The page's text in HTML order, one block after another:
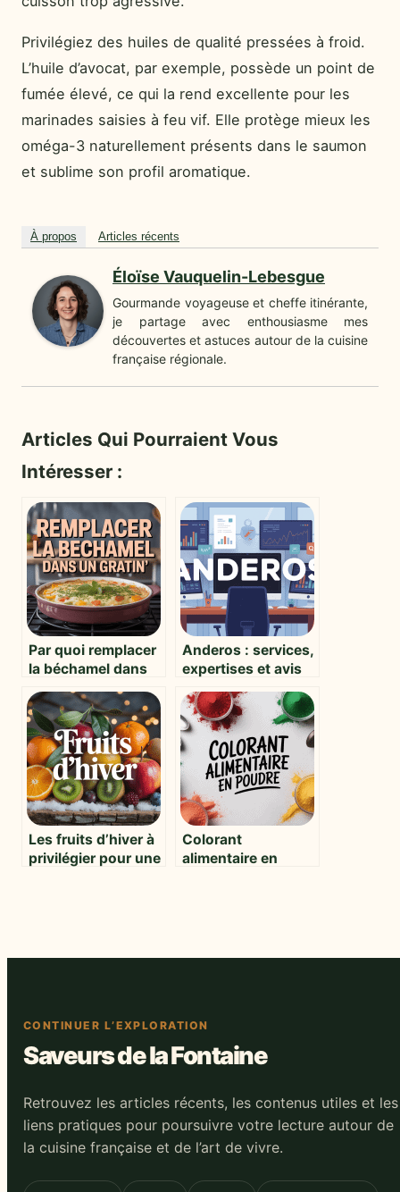
Privilégiez des huiles de qualité pressées à froid.
L’huile d’avocat, par exemple, possède un point de
fumée élevé, ce qui la rend excellente pour les
marinades saisies à feu vif. Elle protège mieux les
oméga-3 naturellement présents dans le saumon
et sublime son profil aromatique.
À propos Articles récents
Éloïse Vauquelin-Lebesgue
Gourmande voyageuse et cheffe itinérante,
je partage avec enthousiasme mes
découvertes et astuces autour de la cuisine
française régionale.
Articles Qui Pourraient Vous
Intéresser :
Par quoi remplacer
la béchamel dans
un gratin :
alternatives
savoureuses et
faciles
Anderos : services,
expertises et avis
sur ce prestataire
digital
Les fruits d’hiver à
privilégier pour une
Colorant
alimentaire en
CONTINUER L’EXPLORATION
Saveurs de la Fontaine
Retrouvez les articles récents, les contenus utiles et les
liens pratiques pour poursuivre votre lecture autour de
la cuisine française et de l’art de vivre.